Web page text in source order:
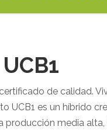
de calidad.
UCB1 es un híbrido
producción media